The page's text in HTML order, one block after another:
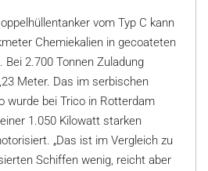
vom Typ C kann
Chemiekalien in gecoateten
2.700 Tonnen Zuladung
Meter. Das im serbischen
wurde bei Trico in Rotterdam
1.050 Kilowatt starken
„Das ist im Vergleich zu
Schiffen wenig, reicht aber